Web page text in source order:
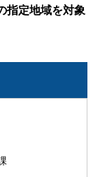
指定地域を対象